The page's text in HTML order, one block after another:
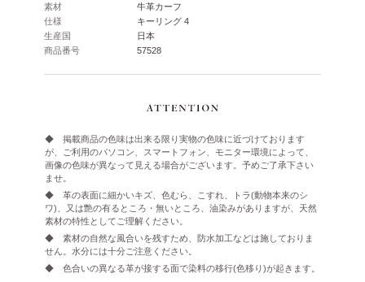
素材
牛革カーフ
仕様
キーリング 4
生産国
日本
商品番号
57528
◆ 掲載商品の色味は出来る限り実物の色味に近づけております
が、ご利用のパソコン、スマートフォン、モニター環境によって、
画像の色味が異なって見える場合がございます。予めご了承下さい
ませ。
◆ 革の表面に細かいキズ、色むら、こすれ、トラ(動物本来のシ
ワ)、又は艶の有るところ・無いところ、油染みがありますが、天然
素材の特性としてご理解ください。
◆ 素材の自然な風合いを残すため、防水加工などは施しておりま
せん。水分には十分ご注意ください。
◆ 色合いの異なる革が接する面で染料の移行(色移り)が起きます。